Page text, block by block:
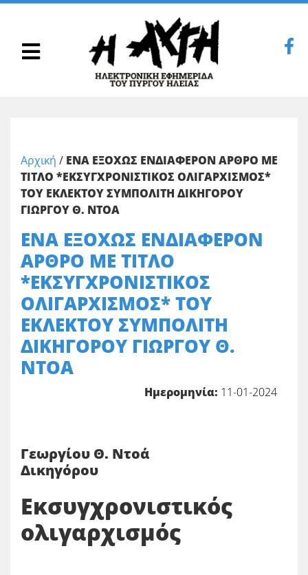
Αρχική / ΕΝΑ ΕΞΟΧΩΣ ΕΝΔΙΑΦΕΡΟΝ ΑΡΘΡΟ ΜΕ
ΤΙΤΛΟ *ΕΚΣΥΓΧΡΟΝΙΣΤΙΚΟΣ ΟΛΙΓΑΡΧΙΣΜΟΣ*
ΤΟΥ ΕΚΛΕΚΤΟΥ ΣΥΜΠΟΛΙΤΗ ΔΙΚΗΓΟΡΟΥ
ΓΙΩΡΓΟΥ Θ. ΝΤΟΑ
ΕΝΑ ΕΞΟΧΩΣ ΕΝΔΙΑΦΕΡΟΝ
ΑΡΘΡΟ ΜΕ ΤΙΤΛΟ
*ΕΚΣΥΓΧΡΟΝΙΣΤΙΚΟΣ
ΟΛΙΓΑΡΧΙΣΜΟΣ* ΤΟΥ
ΕΚΛΕΚΤΟΥ ΣΥΜΠΟΛΙΤΗ
ΔΙΚΗΓΟΡΟΥ ΓΙΩΡΓΟΥ Θ.
ΝΤΟΑ
Ημερομηνία: 11-01-2024
Γεωργίου Θ. Ντοά
Δικηγόρου
Εκσυγχρονιστικός
ολιγαρχισμός